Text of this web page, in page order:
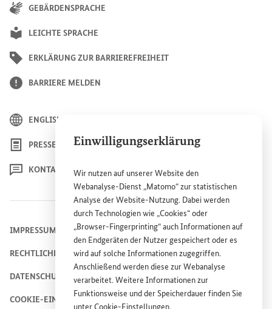
Einwilligungserklärung
Wir nutzen auf unsererWebsite den
Webanalyse-Dienst „Matomo“ zur statistischen
Analyse derWebsite-Nutzung. Dabei werden
durch Technologien wie „Cookies“ oder
„Browser-Fingerprinting“ auch Informationen auf
den Endgeräten der Nutzer gespeichert oder es
wird auf solche Informationen zugegriffen.
Anschließend werden diese zur Webanalyse
verarbeitet. Weitere Informationen zur
Funktionsweise und der Speicherdauer finden Sie
unterCookie-Einstellungen.
GEBÄRDENSPRACHE
LEICHTE SPRACHE
ERKLÄRUNG ZUR BARRIEREFREIHEIT
BARRIERE MELDEN
ENGLISH
PRESSE
KONTAKT
IMPRESSUM
RECHTLICHE HINWEISE
DATENSCHUTZHINWEIS
COOKIE-EINSTELLUNGEN